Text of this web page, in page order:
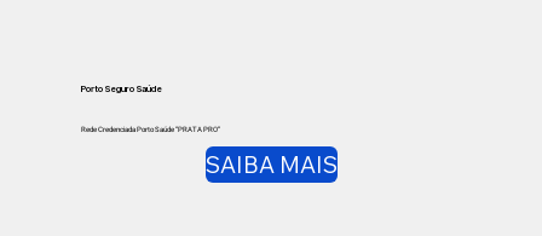
Porto Seguro Saúde
Rede Credenciada Porto Saúde “PRATA PRO”
SAIBA MAIS